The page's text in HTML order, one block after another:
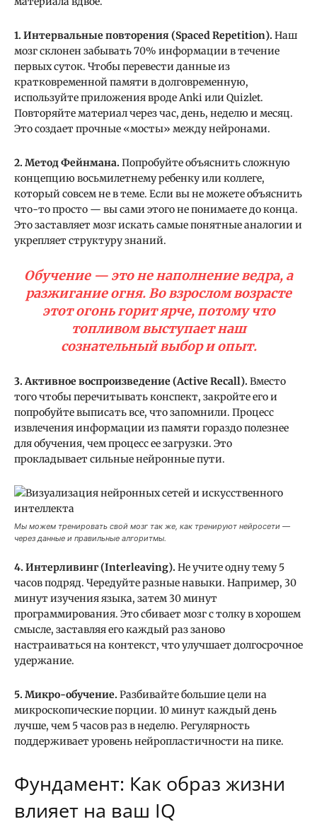
1. Интервальные повторения (Spaced Repetition). Наш
мозг склонен забывать 70% информации в течение
первых суток. Чтобы перевести данные из
кратковременной памяти в долговременную,
используйте приложения вроде Anki или Quizlet.
Повторяйте материал через час, день, неделю и месяц.
Это создает прочные «мосты» между нейронами.
2. Метод Фейнмана. Попробуйте объяснить сложную
концепцию восьмилетнему ребенку или коллеге,
который совсем не в теме. Если вы не можете объяснить
что-то просто — вы сами этого не понимаете до конца.
Это заставляет мозг искать самые понятные аналогии и
укрепляет структуру знаний.
Обучение — это не наполнение ведра, а
разжигание огня. Во взрослом возрасте
этот огонь горит ярче, потому что
топливом выступает наш
сознательный выбор и опыт.
3. Активное воспроизведение (Active Recall). Вместо
того чтобы перечитывать конспект, закройте его и
попробуйте выписать все, что запомнили. Процесс
извлечения информации из памяти гораздо полезнее
для обучения, чем процесс ее загрузки. Это
прокладывает сильные нейронные пути.
Мы можем тренировать свой мозг так же, как тренируют нейросети —
через данные и правильные алгоритмы.
4. Интерливинг (Interleaving). Не учите одну тему 5
часов подряд. Чередуйте разные навыки. Например, 30
минут изучения языка, затем 30 минут
программирования. Это сбивает мозг с толку в хорошем
смысле, заставляя его каждый раз заново
настраиваться на контекст, что улучшает долгосрочное
удержание.
5. Микро-обучение. Разбивайте большие цели на
микроскопические порции. 10 минут каждый день
лучше, чем 5 часов раз в неделю. Регулярность
поддерживает уровень нейропластичности на пике.
Фундамент: Как образ жизни
влияет на ваш IQ